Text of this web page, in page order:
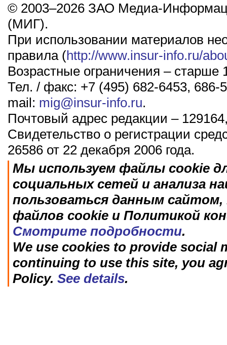
© 2003–2026 ЗАО Медиа-
(МИГ).
При использовании материалов
правила (http://www.insur-info.ru/
Возрастные ограничения – старше
Тел. / факс: +7 (495) 682-6453, 686-
mail: mig@insur-info.ru.
Почтовый адрес редакции –
Свидетельство о регистрации
26586 от 22 декабря 2006 года.
Мы используем файлы cookie
социальных сетей и анализа
пользоваться данным
файлов cookie и Политикой
Смотрите подробности.
We use cookies to provide social
continuing to use this site, you
Policy. See details.